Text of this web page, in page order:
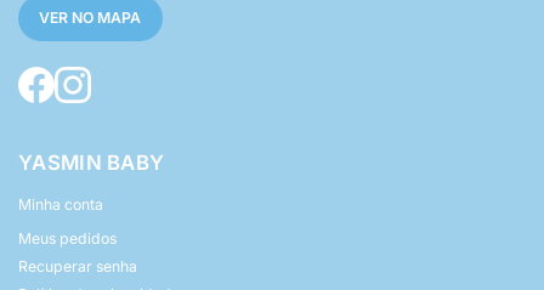
VER NO MAPA
YASMIN BABY
Minha conta
Meus pedidos
Recuperar senha